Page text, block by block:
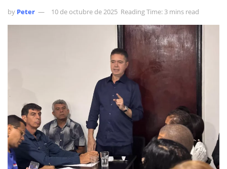
by Peter 10 de octubre de 2025 Reading Time: 3 mins read